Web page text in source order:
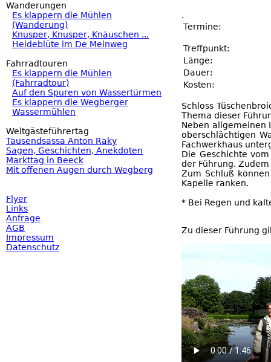
Wanderungen
Es klappern die Mühlen
(Wanderung)
Knusper, Knusper, Knäuschen ...
Heideblüte im De Meinweg
Fahrradtouren
Es klappern die Mühlen
(Fahrradtour)
Auf den Spuren von Wassertürmen
Es klappern die Wegberger
Wassermühlen
Weltgästeführertag
Tausendsassa Anton Raky
Sagen, Geschichten, Anekdoten
Markttag in Beeck
Mit offenen Augen durch Wegberg
Flyer
Links
Anfrage
AGB
Impressum
Datenschutz
.
Termine:
Treffpunkt:
Länge:
Dauer:
Kosten:
Schloss
Thema dieser
Neben allgemeinen
oberschlächtigen
Fachwerkhaus
Die Geschichte
der Führung.
Zum Schluß
Kapelle ranken.
* Bei Regen und
Zu dieser Führung